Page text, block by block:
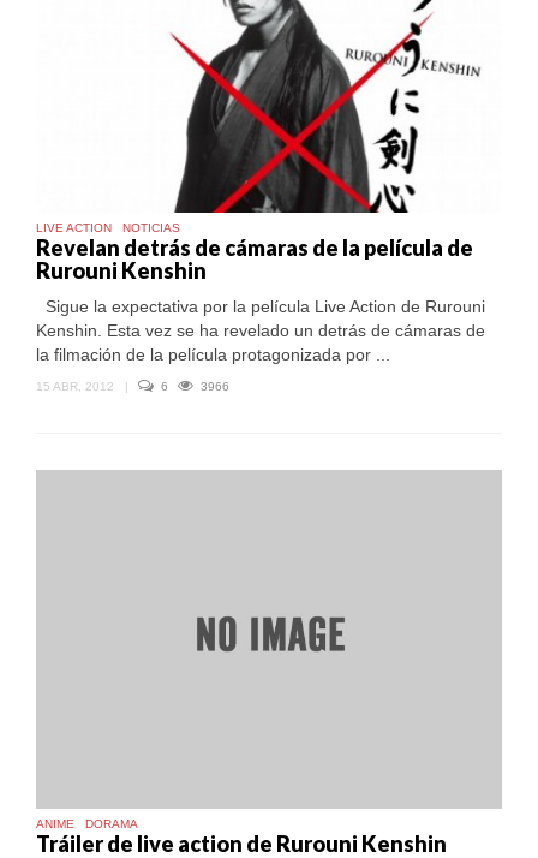
LIVE ACTION NOTICIAS
Revelan detrás de cámaras de la película de
Rurouni Kenshin
Sigue la expectativa por la película Live Action de Rurouni
Kenshin. Esta vez se ha revelado un detrás de cámaras de
la filmación de la película protagonizada por ...
15 ABR, 2012 | 6 3966
ANIME DORAMA
Tráiler de live action de Rurouni Kenshin